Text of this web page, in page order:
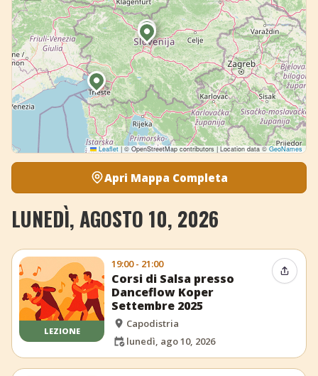
Leaflet |© OpenStreetMap contributors | Location data ©GeoNames
Apri Mappa Completa
LUNEDÌ, AGOSTO 10, 2026
LEZIONE
19:00 - 21:00
Corsi di Salsa presso
Danceflow Koper
Settembre 2025
Capodistria
lunedì, ago 10, 2026